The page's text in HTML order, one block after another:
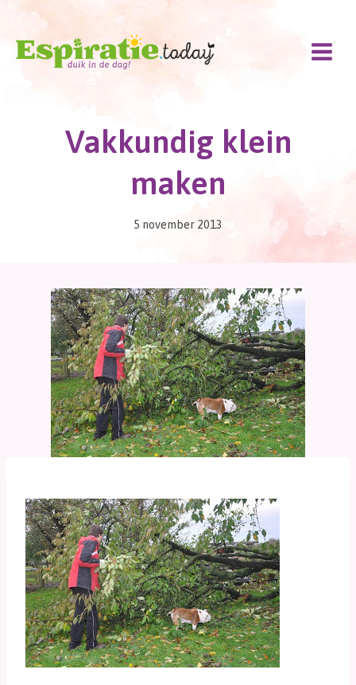
Doorgaan
inhoud
Vakkundig klein
maken
5 november 2013